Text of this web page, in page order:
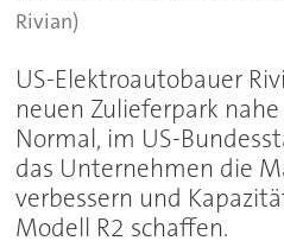
Rivian)
US-Elektroautobauer
neuen Zulieferpark
Normal, im US-
das Unternehmen die
verbessern und
Modell R2 schaffen.